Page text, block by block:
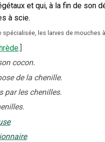
et qui, à la fin de son
à scie.
spécialisée, les larves de mouches
.]
cocon.
de la chenille.
par les chenilles.
.
.